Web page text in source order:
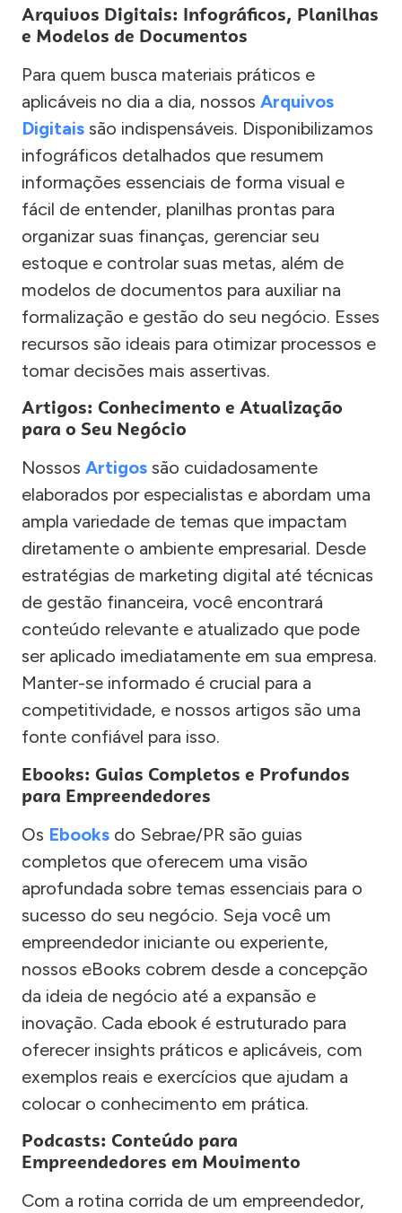
Arquivos Digitais: Infográficos, Planilhas
e Modelos de Documentos
Para quem busca materiais práticos e
aplicáveis no dia a dia, nossos Arquivos
Digitais são indispensáveis. Disponibilizamos
infográficos detalhados que resumem
informações essenciais de forma visual e
fácil de entender, planilhas prontas para
organizar suas finanças, gerenciar seu
estoque e controlar suas metas, além de
modelos de documentos para auxiliar na
formalização e gestão do seu negócio. Esses
recursos são ideais para otimizar processos e
tomar decisões mais assertivas.
Artigos: Conhecimento e Atualização
para o Seu Negócio
Nossos Artigos são cuidadosamente
elaborados por especialistas e abordam uma
ampla variedade de temas que impactam
diretamente o ambiente empresarial. Desde
estratégias de marketing digital até técnicas
de gestão financeira, você encontrará
conteúdo relevante e atualizado que pode
ser aplicado imediatamente em sua empresa.
Manter-se informado é crucial para a
competitividade, e nossos artigos são uma
fonte confiável para isso.
Ebooks: Guias Completos e Profundos
para Empreendedores
Os Ebooks do Sebrae/PR são guias
completos que oferecem uma visão
aprofundada sobre temas essenciais para o
sucesso do seu negócio. Seja você um
empreendedor iniciante ou experiente,
nossos eBooks cobrem desde a concepção
da ideia de negócio até a expansão e
inovação. Cada ebook é estruturado para
oferecer insights práticos e aplicáveis, com
exemplos reais e exercícios que ajudam a
colocar o conhecimento em prática.
Podcasts: Conteúdo para
Empreendedores em Movimento
Com a rotina corrida de um empreendedor,